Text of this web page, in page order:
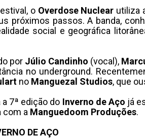
o Overdose Nuclear utiliza
próximos passos. A banda,
social e geográfica
por Júlio Candinho (vocal),
no underground.
no Manguezal Studios, que
7ª edição do Inverno de Aço já
com a Manguedoom Produções.
DE AÇO